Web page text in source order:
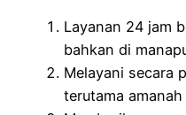
Layanan 24 jam
bahkan di
Melayani secara
terutama amanah